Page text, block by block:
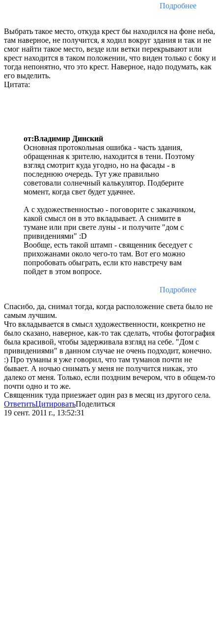
Подробнее
Выбрать такое место, откуда крест бы находился на фоне неба,
там наверное, не получится, я ходил вокруг здания и так и не
смог найти такое место, везде или ветки перекрывают или
крест находится в таком положении, что виден только с боку и
тогда непонятно, что это крест. Наверное, надо подумать, как
его выделить.
Цитата:
от:Владимир Динский
Основная протокольная ошибка - часть здания,
обращенная к зрителю, находится в тени. Поэтому
взгляд смотрит куда угодно, но на фасады - в
последнюю очередь. Тут уже правильно
советовали солнечный калькулятор. Подберите
момент, когда свет будет удачнее.
А с художественностью - поговорите с заказчиком,
какой смысл он в это вкладывает. А снимите в
тумане или при свете луны - и получите "дом с
привидениями" :D
Вообще, есть такой штамп - священник беседует с
прихожанами около чего-то там. Вот его можно
попробовать обыграть, если кто навстречу вам
пойдет в этом вопросе.
Подробнее
Спасибо, да, снимал тогда, когда расположение света было не
самым лучшим.
Что вкладывается в смысл художественности, конкретно не
было сказано, наверное, как-то так сделать, чтобы фотография
была красивой, чтобы задерживала взгляд на себе. "Дом с
привидениями" в данном случае не очень подходит, конечно.
:) Про туманы я уже говорил, что там туманов почти не
бывает. А ночью снимать у меня не получится никак, это
далеко от меня. Только, если поздним вечером, что в общем-то
почти одно и то же.
Священник туда приезжает один раз в месяц из другого села.
ОтветитьЦитироватьПоделиться
19 сент. 2011 г., 13:52:31